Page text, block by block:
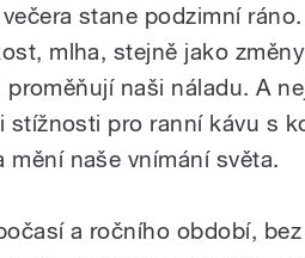
stane podzimní
mlha, stejně jako
naši náladu. A
stížnosti pro ranní kávu s
mění naše vnímání světa.
a ročního období,